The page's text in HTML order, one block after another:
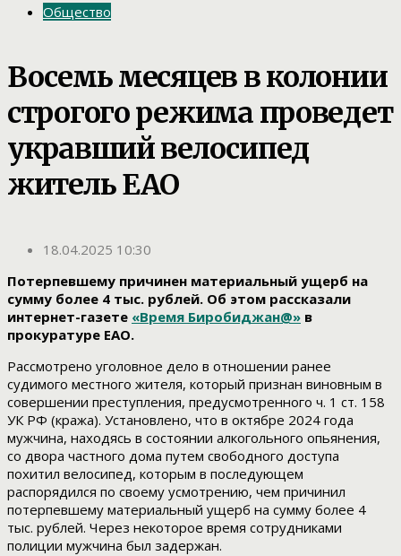
Общество
Восемь месяцев в колонии
строгого режима проведет
укравший велосипед
житель ЕАО
18.04.2025 10:30
Потерпевшему причинен материальный ущерб на
сумму более 4 тыс. рублей. Об этом рассказали
интернет-газете «Время Биробиджан@» в
прокуратуре ЕАО.
Рассмотрено уголовное дело в отношении ранее
судимого местного жителя, который признан виновным в
совершении преступления, предусмотренного ч. 1 ст. 158
УК РФ (кража). Установлено, что в октябре 2024 года
мужчина, находясь в состоянии алкогольного опьянения,
со двора частного дома путем свободного доступа
похитил велосипед, которым в последующем
распорядился по своему усмотрению, чем причинил
потерпевшему материальный ущерб на сумму более 4
тыс. рублей. Через некоторое время сотрудниками
полиции мужчина был задержан.